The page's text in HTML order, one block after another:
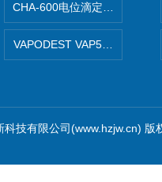
CHA-600电位滴定仪自动样品
VAPODEST VAP500全自
技有限公司(www.hzjw.cn) 版